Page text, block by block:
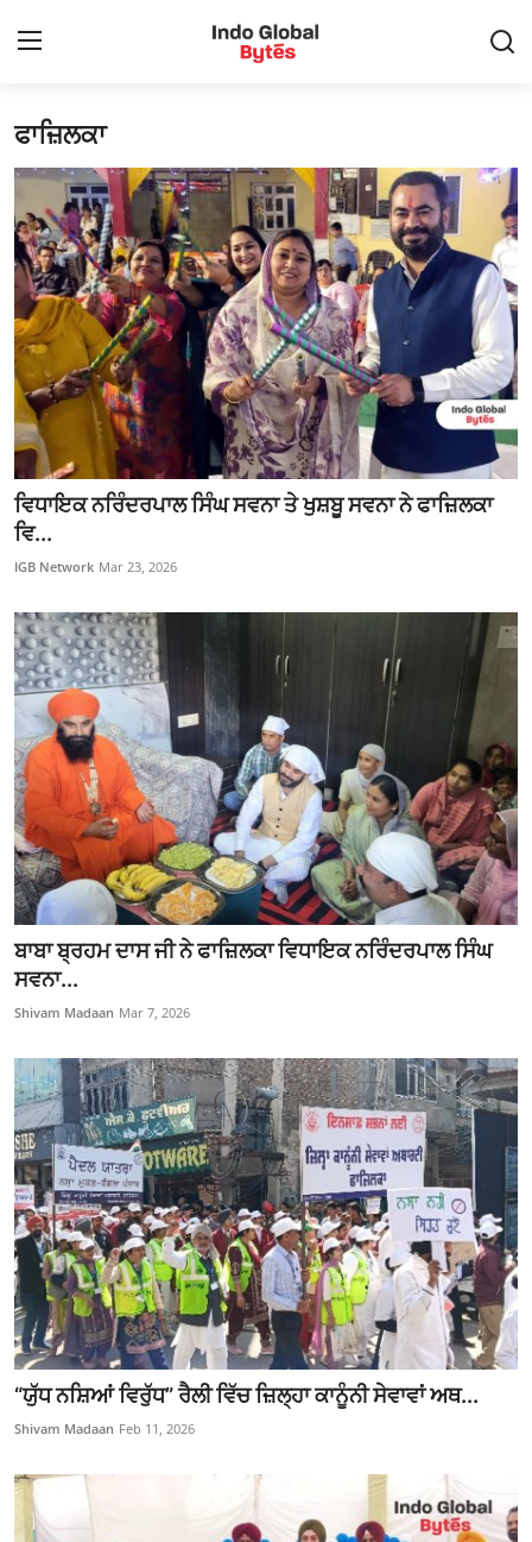
Contact
ਲੋਕਲ
ਪੰਜਾਬ
ਚੰਡੀਗੜ੍ਹ
ਨੈਸ਼ਨਲ
ਰਾਜਨੀਤੀ
ਬਦਲੀਆ ਅਤੇ ਨਿਯੁਕਤੀਆਂ
ਮਨੋਰੰਜਨ
ਜੀਵਨ ਸ਼ੈਲੀ
English Website
ਫਾਜ਼ਿਲਕਾ
ਵਿਧਾਇਕ ਨਰਿੰਦਰਪਾਲ ਸਿੰਘ ਸਵਨਾ ਤੇ ਖੁਸ਼ਬੂ ਸਵਨਾ ਨੇ ਫਾਜ਼ਿਲਕਾ
ਵਿ...
IGB Network Mar 23, 2026
ਬਾਬਾ ਬ੍ਰਹਮ ਦਾਸ ਜੀ ਨੇ ਫਾਜ਼ਿਲਕਾ ਵਿਧਾਇਕ ਨਰਿੰਦਰਪਾਲ ਸਿੰਘ
ਸਵਨਾ...
Shivam Madaan Mar 7, 2026
“ਯੁੱਧ ਨਸ਼ਿਆਂ ਵਿਰੁੱਧ” ਰੈਲੀ ਵਿੱਚ ਜ਼ਿਲ੍ਹਾ ਕਾਨੂੰਨੀ ਸੇਵਾਵਾਂ ਅਥ...
Shivam Madaan Feb 11, 2026